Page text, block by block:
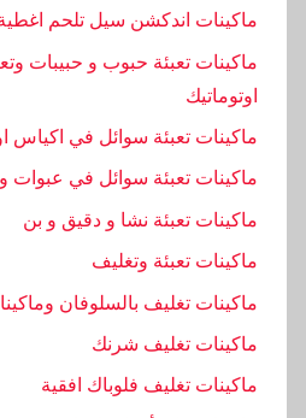
ع
ن
ي
,
س
,
ل
ح
ماكينات اندكشن سيل تلحم اغطية
ماكينات تعبئة حبوب و حبيبات
اوتوماتيك
ماكينات تعبئة سوائل في اكياس
ماكينات تعبئة سوائل في عبوات
ماكينات تعبئة نشا و دقيق و بن
ماكينات تعبئة وتغليف
ماكينات تغليف بالسلوفان
ماكينات تغليف شرنك
ماكينات تغليف فلوباك افقية